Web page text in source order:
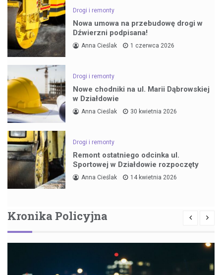
Drogi i remonty
Nowa umowa na przebudowę drogi w
Dźwierzni podpisana!
Anna Cieślak 1 czerwca 2026
Drogi i remonty
Nowe chodniki na ul. Marii Dąbrowskiej
w Działdowie
Anna Cieślak 30 kwietnia 2026
Drogi i remonty
Remont ostatniego odcinka ul.
Sportowej w Działdowie rozpoczęty
Anna Cieślak 14 kwietnia 2026
Kronika Policyjna